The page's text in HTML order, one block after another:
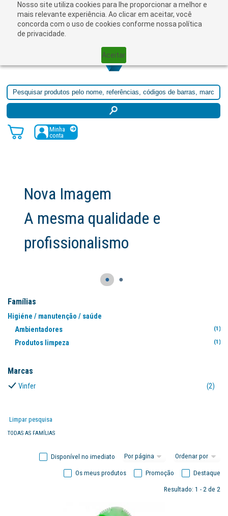
Nosso site utiliza cookies para lhe proporcionar a melhor e
mais relevante experiência. Ao clicar em aceitar, você
concorda com o uso de cookies conforme nossa política
de privacidade.
Aceitar
Minha
conta
e
● ●
Famílias
Higiéne / manutenção / saúde
Ambientadores
(1)
Produtos limpeza (1)
Marcas
Vinfer (2)
Limpar pesquisa
TODAS AS FAMÍLIAS
Disponível no imediato
Destaque
Promoção
Os meus produtos
Resultado: 1 - 2 de 2